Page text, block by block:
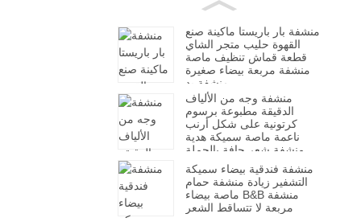
منشفة بار باريستا ماكينة صنع
القهوة حليب متجر الشاي
قطعة قماش تنظيف ماصة
منشفة مربعة بيضاء صغيرة
منشفة يد
منشفة وجه من الألياف
الدقيقة مطبوعة برسوم
كرتونية على شكل أرنب
ناعمة ماصة سميكة هدية
منشفة شعر جافة بالجملة
من المصنع
منشفة فندقية بيضاء سميكة
التشفير زيادة منشفة حمام
ماصة بيضاء B&B منشفة
مربعة لا تتساقط الشعر